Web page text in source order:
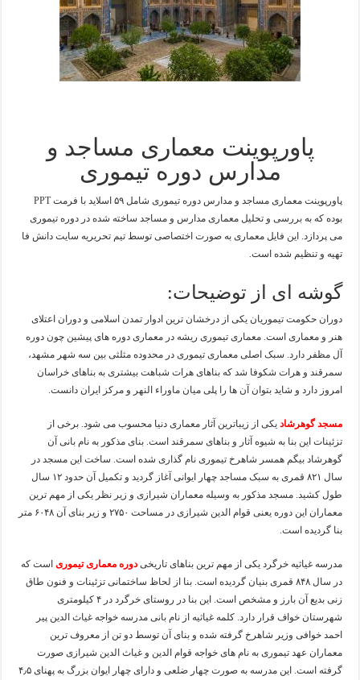
پاورپوینت معماری مساجد و
مدارس دوره تیموری
پاورپوینت معماری مساجد و مدارس دوره تیموری شامل ۵۹ اسلاید با فرمت PPT
بوده که به بررسی و تحلیل معماری مدارس و مساجد ساخته شده در دوره تیموری
می پردازد. این فایل معماری به صورت اختصاصی توسط تیم تحریریه سایت دانش فا
تهیه و تنظیم شده است.
گوشه ای از توضیحات:
دوران حکومت تیموریان یکی از درخشان ترین ادوار تمدن اسلامی و دوران اعتلای
هنر و معماری است. معماری تیموری ریشه در معماری دوره های پیشین چون دوره
آل مظفر دارد. سبک اصلی معماری تیموری در محدوده مثلثی بین سه شهر مشهد،
سمرقند و هرات شکوفا شد که بناهای هرات شباهت بیشتری به بناهای خراسان
امروز دارد و شاید بتوان آن ها را پلی میان ماوراء النهر و مرکز ایران دانست.
مسجد گوهرشاد یکی از زیباترین آثار معماری دنیا محسوب می شود. برخی از
تزئینات این بنا به شیوه آثار و بناهای سمرقند است. بنای مذکور به نام بانی آن
گوهرشاد بیگم همسر شاهرخ تیموری نام گذاری شده است. ساخت این مسجد در
سال ۸۲۱ قمری به سبک مساجد چهار ایوانی آغاز گردید و تکمیل آن حدود ۱۲ سال
طول کشید. مسجد مذکور به وسیله معماران شیرازی و زیر نظر یکی از مهم ترین
معماران این دوره یعنی قوام الدین شیرازی در مساحت ۲۷۵۰ و زیر بنای آن ۶۰۴۸ متر
بنا گردیده است.
مدرسه غیاثیه خرگرد یکی از مهم ترین بناهای تاریخیدوره معماری تیموری است که
در سال ۸۴۸ قمری بنیان گردیده است. بنا از لحاظ ساختمانی تزئینات و فنون طاق
زنی بدیع آن بارز و مشخص است. این بنا در روستای خرگرد در ۴ کیلومتری
شهرستان خواف قرار دارد. کلمه غیاثیه از نام بانی مدرسه خواجه غیاث الدین پیر
احمد خوافی وزیر شاهرخ گرفته شده و بنای آن توسط دو تن از معروف ترین
معماران عهد تیموری به نام های خواجه قوام الدین و غیاث الدین شیرازی صورت
گرفته است. این مدرسه به صورت چهار ضلعی و دارای چهار ایوان بزرگ به پهنای ۴٫۵